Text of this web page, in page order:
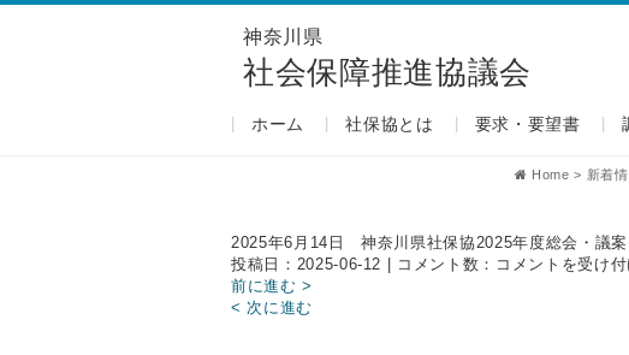
神奈川県
社会保障推進協議会
ホーム 社保協とは 要求・要望書
Home > 新着
2025年6月14日 神奈川県社保協2025年度総会・議案
投稿日：2025-06-12 | コメント数： 2025
コメントを受け
前に進む >
< 次に進む